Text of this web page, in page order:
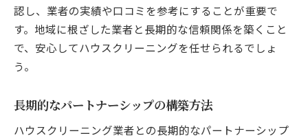
認し、業者の実績や口コミを参考にすることが重要で
す。地域に根ざした業者と長期的な信頼関係を築くこと
で、安心してハウスクリーニングを任せられるでしょ
う。
長期的なパートナーシップの構築方法
ハウスクリーニング業者との長期的なパートナーシップ